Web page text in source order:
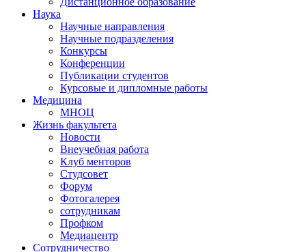
Наука
Научные направления
Научные подразделения
Конкурсы
Конференции
Публикации студентов
Курсовые и дипломные работы
Медицина
МНОЦ
Жизнь факультета
Новости
Внеучебная работа
Клуб менторов
Студсовет
Форум
Фотогалерея
сотрудникам
Профком
Медиацентр
Сотрудничество